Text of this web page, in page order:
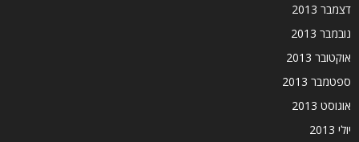
דצמבר 2013
נובמבר 2013
אוקטובר 2013
ספטמבר 2013
אוגוסט 2013
יולי 2013